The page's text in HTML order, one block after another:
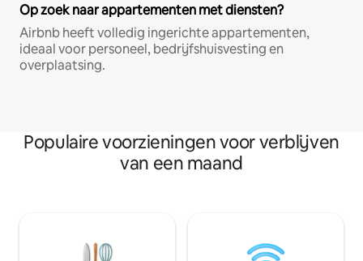
Op zoek naar appartementen met diensten?
Airbnb heeft volledig ingerichte appartementen,
ideaal voor personeel, bedrijfshuisvesting en
overplaatsing.
Populaire voorzieningen voor verblijven
van een maand